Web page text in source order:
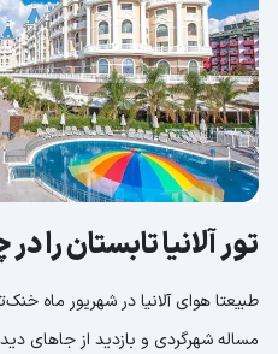
تور آلانیا تابستان را
طبیعتا هوای آلانیا در شهریور ماه
مساله شهرگردی و بازدید از جاهای